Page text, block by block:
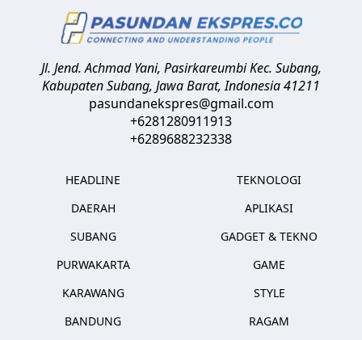
Jl. Jend. Achmad Yani, Pasirkareumbi Kec. Subang,
Kabupaten Subang, Jawa Barat,Indonesia41211
pasundanekspres@gmail.com
+6281280911913
+6289688232338
HEADLINE
DAERAH
SUBANG
PURWAKARTA
KARAWANG
BANDUNG
TEKNOLOGI
APLIKASI
GADGET & TEKNO
GAME
STYLE
RAGAM